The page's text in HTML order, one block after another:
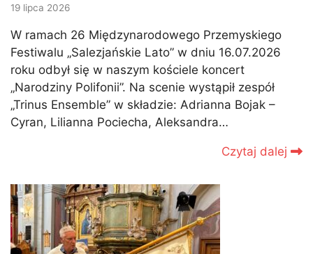
19 lipca 2026
W ramach 26 Międzynarodowego Przemyskiego
Festiwalu „Salezjańskie Lato” w dniu 16.07.2026
roku odbył się w naszym kościele koncert
„Narodziny Polifonii”. Na scenie wystąpił zespół
„Trinus Ensemble” w składzie: Adrianna Bojak –
Cyran, Lilianna Pociecha, Aleksandra…
Czytaj dalej